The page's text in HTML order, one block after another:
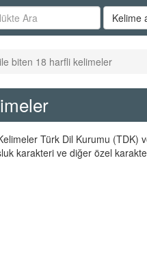
Kelime
biten 18 harfli kelimeler
Türk Dil Kurumu (TDK)
karakteri ve diğer özel